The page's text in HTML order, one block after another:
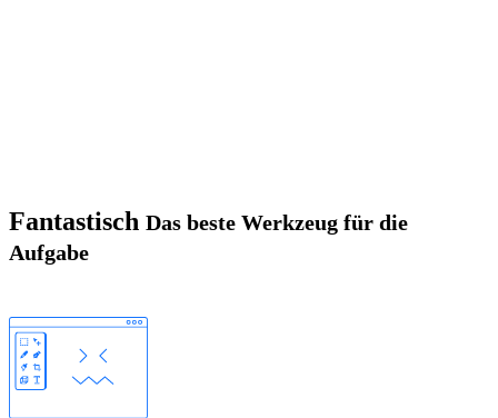
Fantastisch Das beste Werkzeug für die
Aufgabe